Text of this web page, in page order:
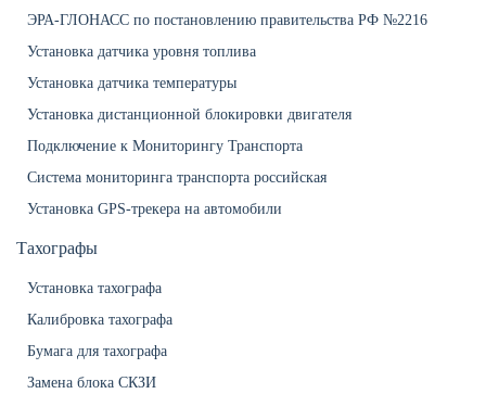
ЭРА-ГЛОНАСС по постановлению правительства РФ №2216
Установка датчика уровня топлива
Установка датчика температуры
Установка дистанционной блокировки двигателя
Подключение к Мониторингу Транспорта
Система мониторинга транспорта российская
Установка GPS-трекера на автомобили
Тахографы
Установка тахографа
Калибровка тахографа
Бумага для тахографа
Замена блока СКЗИ